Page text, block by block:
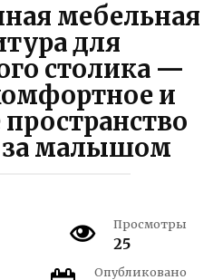
мебельная
для
столика —
и
за малышом
Просмотры
25
Опубликовано